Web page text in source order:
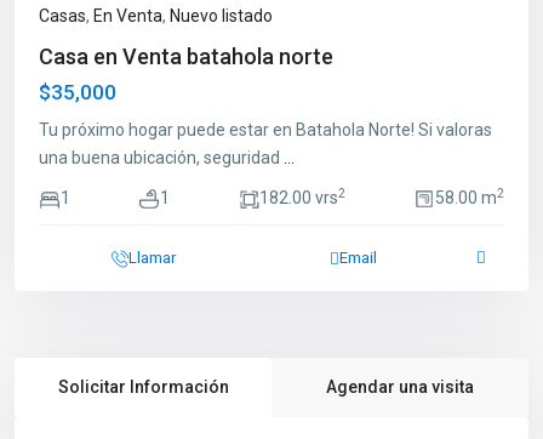
Casas, En Venta, Nuevo listado
Casa en Venta batahola norte
$35,000
Tu próximo hogar puede estar en Batahola Norte! Si valoras
una buena ubicación, seguridad
1 1 182.00 vrs2 58.00 m2
Llamar Email
Solicitar Información Agendar una visita